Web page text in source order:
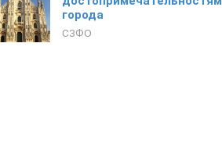
города
СЗФО